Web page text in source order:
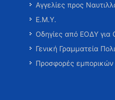
Αγγελίες προς
Ε.Μ.Υ.
Οδηγίες από ΕΟΔΥ για
Γενική Γραμματεία
Προσφορές